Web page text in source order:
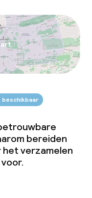
beschikbaar
bereiden
het verzamelen